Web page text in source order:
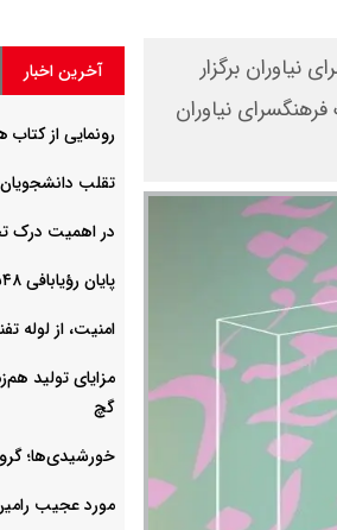
در سالن شماره یک فرهنگسرای نیاوران برگزار
از پنجشنبه ۲۱ خرداد ۱۴۰۵ در سالن شماره یک فرهنگسرای نیاوران
آخرین اخبار
رونمایی از
‌تقلب دانشجویان
در اهمیت درک
پایان رؤیابافی ۴۸ساله
امنیت، از لوله
مزایای تولید
گچ
خورشیدی‌ها؛
مورد عجیب